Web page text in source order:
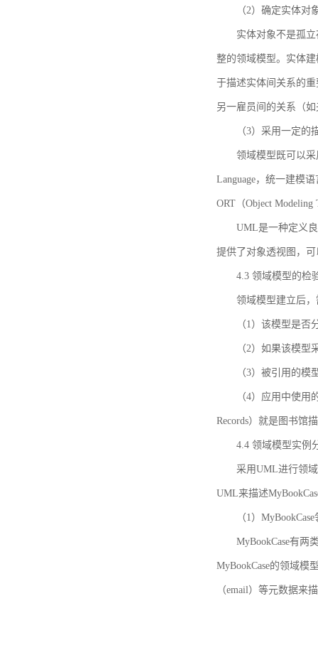
（2）确定实体
实体对象不是孤
整的领域模型。实体
于描述实体间关系的
另一雇员间的关系（
（3）采用一定
领域模型既可以
Language，统一建模
ORT（Object
UML是一种定义
提供了对象透视图，
4.3 领域模型的检
领域模型建立后
（1）该模型是
（2）如果该模
（3）被引用的模
（4）应用中使用
Records）就是图书馆
4.4 领域模型实例
采用UML进行领
UML来描述
（1）
MyBookCase有两
MyBookCase的领域模
（email）等元数据来